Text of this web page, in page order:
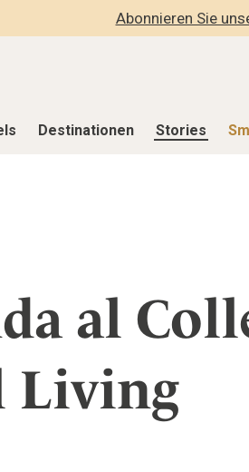
Abonnieren Sie
Destinationen Stories
Deutschland
Aktiv & Wellness
Culture
Mindful Traveller
al